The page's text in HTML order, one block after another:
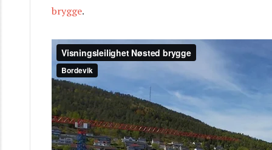
brygge.